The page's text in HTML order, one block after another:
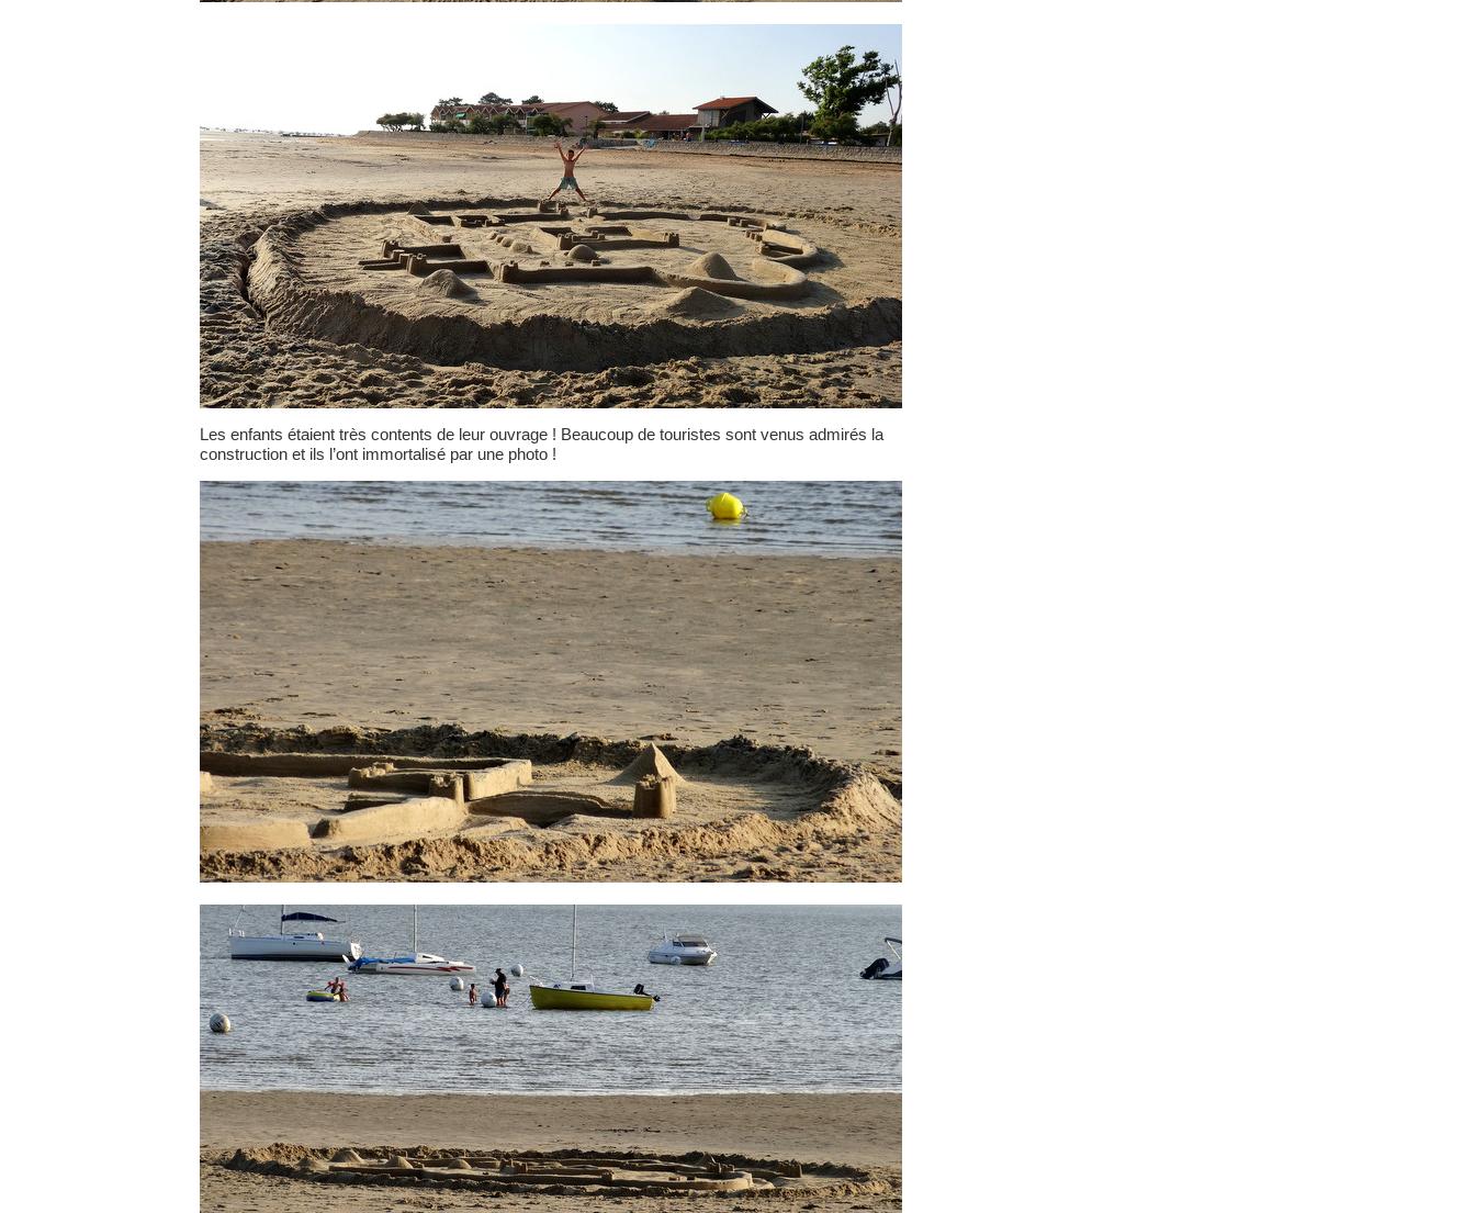
Les enfants étaient très contents de leur ouvrage ! Beaucoup de touristes sont venus admirés la
construction et ils l’ont immortalisé par une photo !